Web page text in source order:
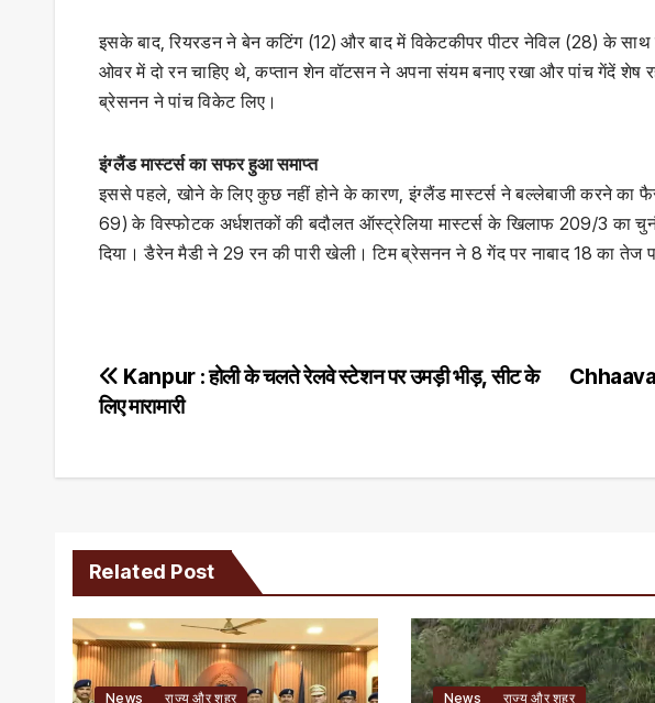
इसके बाद, रियरडन ने बेन कटिंग (12) और बाद में विकेटकीपर पीटर नेविल (28) के साथ
ओवर में दो रन चाहिए थे, कप्तान शेन वॉटसन ने अपना संयम बनाए रखा और पांच गेंदें शेष
ब्रेसनन ने पांच विकेट लिए।
इंग्लैंड मास्टर्स का सफर हुआ समाप्त
इससे पहले, खोने के लिए कुछ नहीं होने के कारण, इंग्लैंड मास्टर्स ने बल्लेबाजी करने का
69) के विस्फोटक अर्धशतकों की बदौलत ऑस्ट्रेलिया मास्टर्स के खिलाफ 209/3 का
दिया। डैरेन मैडी ने 29 रन की पारी खेली। टिम ब्रेसनन ने 8 गेंद पर नाबाद 18 का तेज
Post
navigation
Chhaava
Kanpur : होली के चलते रेलवे स्टेशन पर उमड़ी भीड़, सीट के
लिए मारामारी
Related Post
News राज्य और शहर News राज्य और शहर